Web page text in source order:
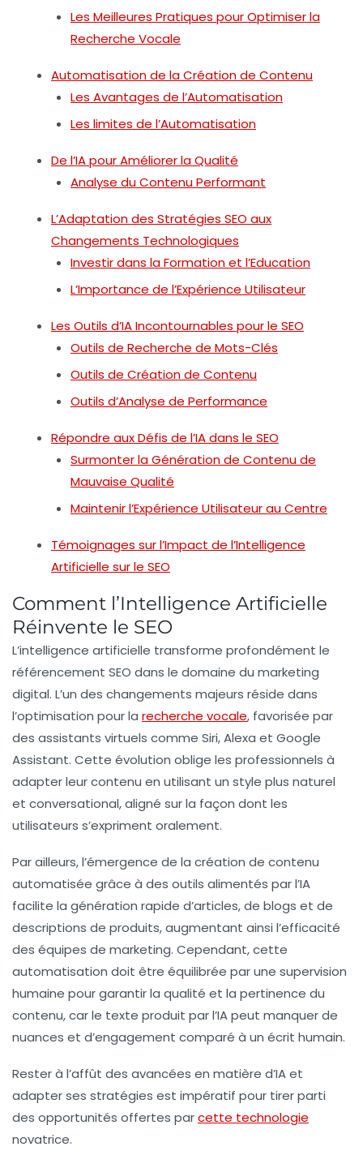
Les Meilleures Pratiques pour Optimiser la
Recherche Vocale
Automatisation de la Création de Contenu
Les Avantages de l’Automatisation
Les limites de l’Automatisation
De l’IA pour Améliorer la Qualité
Analyse du Contenu Performant
L’Adaptation des Stratégies SEO aux
Changements Technologiques
Investir dans la Formation et l’Education
L’Importance de l’Expérience Utilisateur
Les Outils d’IA Incontournables pour le SEO
Outils de Recherche de Mots-Clés
Outils de Création de Contenu
Outils d’Analyse de Performance
Répondre aux Défis de l’IA dans le SEO
Surmonter la Génération de Contenu de
Mauvaise Qualité
Maintenir l’Expérience Utilisateur au Centre
Témoignages sur l’Impact de l’Intelligence
Artificielle sur le SEO
Comment l’Intelligence Artificielle
Réinvente le SEO
L’intelligence artificielle transforme profondément le
référencement SEO dans le domaine du marketing
digital. L’un des changements majeurs réside dans
l’optimisation pour la recherche vocale, favorisée par
des assistants virtuels comme Siri, Alexa et Google
Assistant. Cette évolution oblige les professionnels à
adapter leur contenu en utilisant un style plus naturel
et conversational, aligné sur la façon dont les
utilisateurs s’expriment oralement.
Par ailleurs, l’émergence de la création de contenu
automatisée grâce à des outils alimentés par l’IA
facilite la génération rapide d’articles, de blogs et de
descriptions de produits, augmentant ainsi l’efficacité
des équipes de marketing. Cependant, cette
automatisation doit être équilibrée par une supervision
humaine pour garantir la qualité et la pertinence du
contenu, car le texte produit par l’IA peut manquer de
nuances et d’engagement comparé à un écrit humain.
Rester à l’affût des avancées en matière d’IA et
adapter ses stratégies est impératif pour tirer parti
des opportunités offertes parcette technologie
novatrice.